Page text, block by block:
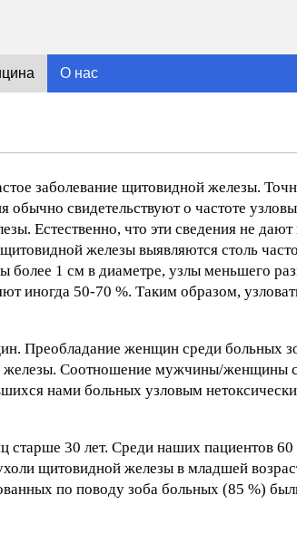
О нас
заболевание щитовидной железы.
обычно свидетельствуют о частоте
Естественно, что эти сведения не дают
железы выявляются столь
1 см в диаметре, узлы меньшего
иногда 50-70 %. Таким образом,
Преобладание женщин среди больных
железы. Соотношение мужчины/женщины
нами больных узловым
старше 30 лет. Среди наших пациентов
щитовидной железы в младшей
по поводу зоба больных (85 %)